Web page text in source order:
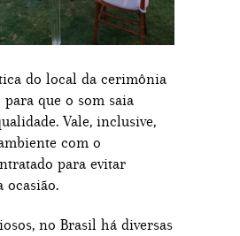
do local da cerimônia
que o som saia
Vale, inclusive,
com o
para evitar
ocasião.
no Brasil há diversas